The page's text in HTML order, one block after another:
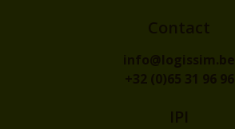
Contact
info@logissim.be
+32 (0)65 31 96 96
IPI